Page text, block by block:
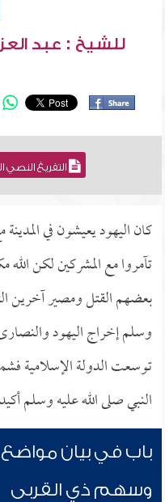
للشيخ : عبد
التفريغ النصي
كان اليهود يعيشون في
تآمروا مع المشركين لكن
بعضهم القتل ومصير آخرين
وسلم إخراج اليهود
توسعت الدولة الإسلامية
النبي صلى الله عليه وسلم
باب في بيان
وسهم ذي القربى